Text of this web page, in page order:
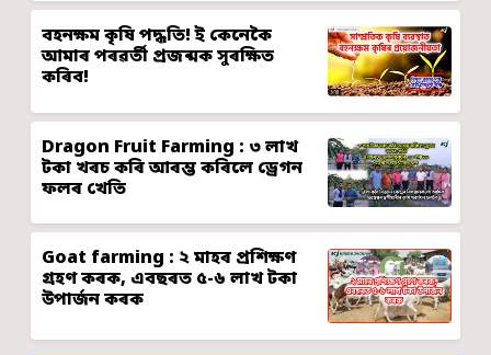
বহনক্ষম কৃষি পদ্ধতি! ই কেনেকৈ
আমাৰ পৰৱৰ্তী প্ৰজন্মক সুৰক্ষিত
কৰিব!
Dragon Fruit Farming : ৩ লাখ
টকা খৰচ কৰি আৰম্ভ কৰিলে ড্ৰেগন
ফলৰ খেতি
Goat farming : ২ মাহৰ প্ৰশিক্ষণ
গ্ৰহণ কৰক, এবছৰত ৫-৬ লাখ টকা
উপাৰ্জন কৰক